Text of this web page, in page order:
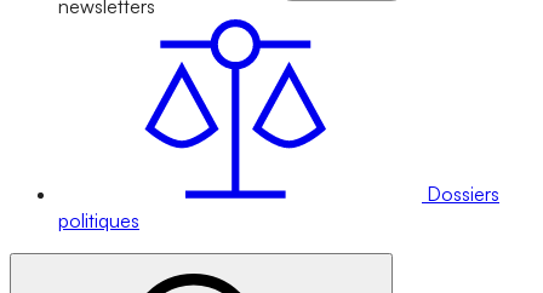
newsletters
Dossiers
politiques